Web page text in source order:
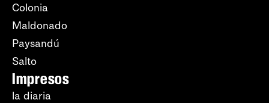
Colonia
Maldonado
Paysandú
Salto
Impresos
la diaria